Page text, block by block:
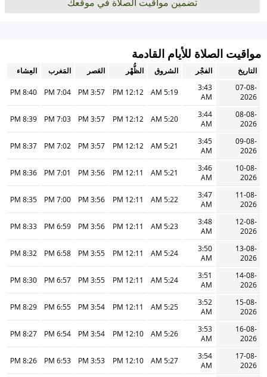
مواقيت الصلاة للأيام القادمة
التاريخ الفجْر الشروق الظُّهْر العَصر المَغرب
العِشاء
07-08-
2026
3:43
AM
5:19 AM
12:12 PM
3:57 PM
7:04 PM
8:40 PM
08-08-
2026
3:44
AM
5:20 AM
12:12 PM
3:57 PM
7:03 PM
8:39 PM
09-08-
2026
3:45
AM
5:21 AM
12:12 PM
3:57 PM
7:02 PM
8:37 PM
10-08-
2026
3:46
AM
5:21 AM
12:11 PM
3:56 PM
7:01 PM
8:36 PM
11-08-
2026
3:47
AM
5:22 AM
12:11 PM
3:56 PM
7:00 PM
8:35 PM
12-08-
2026
3:48
AM
5:23 AM
12:11 PM
3:56 PM
6:59 PM
8:33 PM
13-08-
2026
3:50
AM
5:24 AM
12:11 PM
3:55 PM
6:58 PM
8:32 PM
14-08-
2026
3:51
AM
5:24 AM
12:11 PM
3:55 PM
6:57 PM
8:30 PM
15-08-
2026
3:52
AM
5:25 AM
12:11 PM
3:54 PM
6:55 PM
8:29 PM
16-08-
2026
3:53
AM
5:26 AM
12:10 PM
3:54 PM
6:54 PM
8:27 PM
17-08-
2026
3:54
AM
5:27 AM
12:10 PM
3:53 PM
6:53 PM
8:26 PM